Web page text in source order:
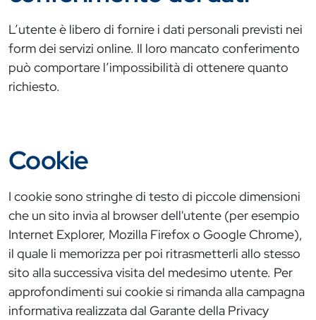
L’utente è libero di fornire i dati personali previsti nei
form dei servizi online. Il loro mancato conferimento
può comportare l’impossibilità di ottenere quanto
richiesto.
Cookie
I cookie sono stringhe di testo di piccole dimensioni
che un sito invia al browser dell'utente (per esempio
Internet Explorer, Mozilla Firefox o Google Chrome),
il quale li memorizza per poi ritrasmetterli allo stesso
sito alla successiva visita del medesimo utente. Per
approfondimenti sui cookie si rimanda alla campagna
informativa realizzata dal Garante della Privacy